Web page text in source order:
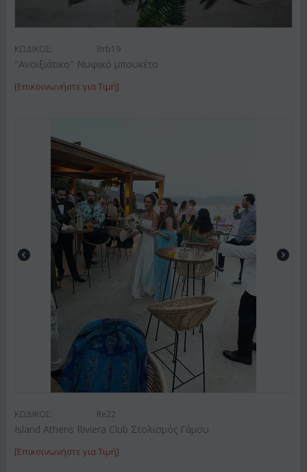
ΚΩΔΙΚΟΣ: Brb19
"Ανοιξιάτικο" Νυφικό μπουκέτο
[Επικοινωνήστε για Τιμή]
ΚΩΔΙΚΟΣ: Re22
Island Athens Riviera Club Στολισμός Γάμου.
[Επικοινωνήστε για Τιμή]